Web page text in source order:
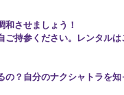
させましょう！
持参ください。レンタルは
？自分のナクシャトラを知